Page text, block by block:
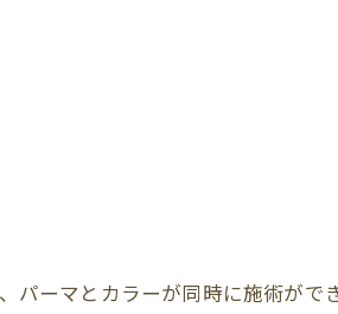
ーマとカラーが同時に施術がで